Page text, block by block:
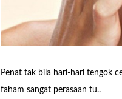
Penat tak bila hari-hari tengok
faham sangat perasaan tu..